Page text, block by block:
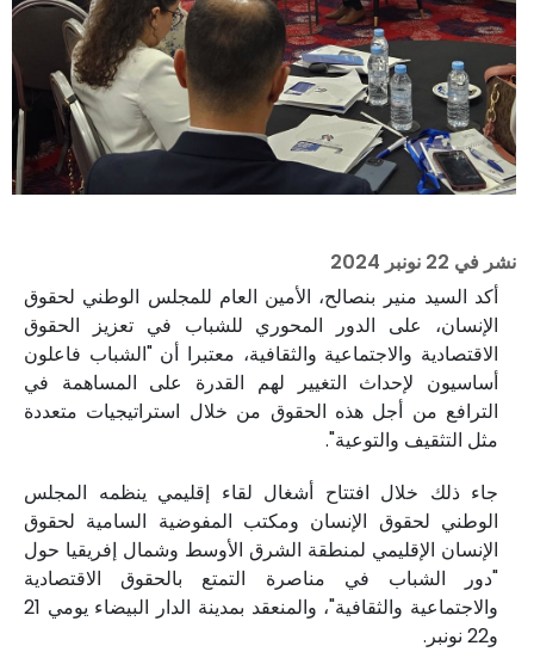
نشر في 22 نونبر 2024
أكد السيد منير بنصالح، الأمين العام للمجلس الوطني لحقوق
الإنسان، على الدور المحوري للشباب في تعزيز الحقوق
الاقتصادية والاجتماعية والثقافية، معتبرا أن "الشباب فاعلون
أساسيون لإحداث التغيير لهم القدرة على المساهمة في
الترافع من أجل هذه الحقوق من خلال استراتيجيات متعددة
مثل التثقيف والتوعية".
جاء ذلك خلال افتتاح أشغال لقاء إقليمي ينظمه المجلس
الوطني لحقوق الإنسان ومكتب المفوضية السامية لحقوق
الإنسان الإقليمي لمنطقة الشرق الأوسط وشمال إفريقيا حول
"دور الشباب في مناصرة التمتع بالحقوق الاقتصادية
والاجتماعية والثقافية"، والمنعقد بمدينة الدار البيضاء يومي 21
و22 نونبر.